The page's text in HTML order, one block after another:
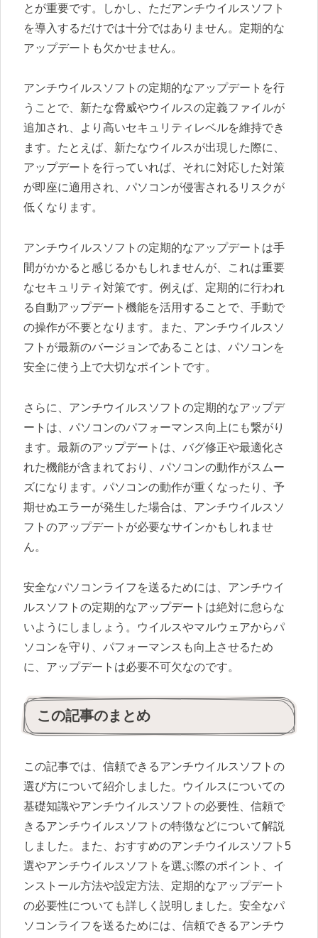
とが重要です。しかし、ただアンチウイルスソフト
を導入するだけでは十分ではありません。定期的な
アップデートも欠かせません。
アンチウイルスソフトの定期的なアップデートを行
うことで、新たな脅威やウイルスの定義ファイルが
追加され、より高いセキュリティレベルを維持でき
ます。たとえば、新たなウイルスが出現した際に、
アップデートを行っていれば、それに対応した対策
が即座に適用され、パソコンが侵害されるリスクが
低くなります。
アンチウイルスソフトの定期的なアップデートは手
間がかかると感じるかもしれませんが、これは重要
なセキュリティ対策です。例えば、定期的に行われ
る自動アップデート機能を活用することで、手動で
の操作が不要となります。また、アンチウイルスソ
フトが最新のバージョンであることは、パソコンを
安全に使う上で大切なポイントです。
さらに、アンチウイルスソフトの定期的なアップデ
ートは、パソコンのパフォーマンス向上にも繋がり
ます。最新のアップデートは、バグ修正や最適化さ
れた機能が含まれており、パソコンの動作がスムー
ズになります。パソコンの動作が重くなったり、予
期せぬエラーが発生した場合は、アンチウイルスソ
フトのアップデートが必要なサインかもしれませ
ん。
安全なパソコンライフを送るためには、アンチウイ
ルスソフトの定期的なアップデートは絶対に怠らな
いようにしましょう。ウイルスやマルウェアからパ
ソコンを守り、パフォーマンスも向上させるため
に、アップデートは必要不可欠なのです。
この記事のまとめ
この記事では、信頼できるアンチウイルスソフトの
選び方について紹介しました。ウイルスについての
基礎知識やアンチウイルスソフトの必要性、信頼で
きるアンチウイルスソフトの特徴などについて解説
しました。また、おすすめのアンチウイルスソフト5
選やアンチウイルスソフトを選ぶ際のポイント、イ
ンストール方法や設定方法、定期的なアップデート
の必要性についても詳しく説明しました。安全なパ
ソコンライフを送るためには、信頼できるアンチウ